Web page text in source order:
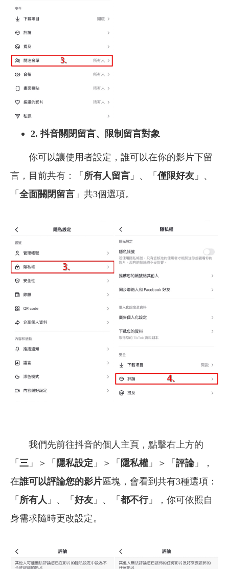
2.抖音關閉留言、限制留言對象
你可以讓使用者設定，誰可以在你的影片下留
言，目前共有：「 所有人留言 」、「 僅限好友 」、
「 全面關閉留言 」共3個選項。
我們先前往抖音的個人主頁，點擊右上方的
「 三 」＞「 隱私設定 」＞「 隱私權 」＞「 評論」，
在誰可以評論您的影片 區塊，會看到共有3種選項：
「 所有人 」、「 好友 」、「 都不行」，你可依照自
身需求隨時更改設定。